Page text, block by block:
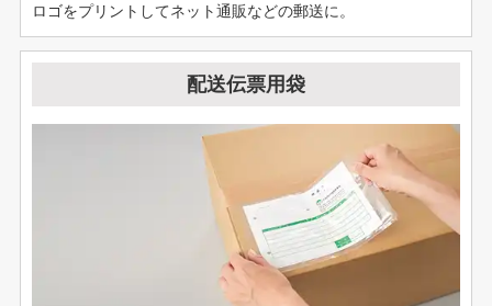
ロゴをプリントしてネット通販などの郵送に。
配送伝票用袋